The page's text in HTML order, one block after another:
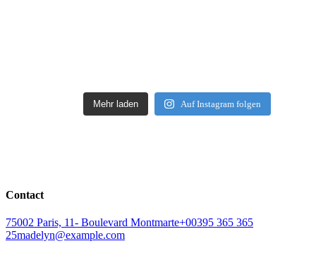
Mehr laden Auf Instagram folgen
Contact
75002 Paris, 11- Boulevard Montmarte+00395 365 365
25madelyn@example.com